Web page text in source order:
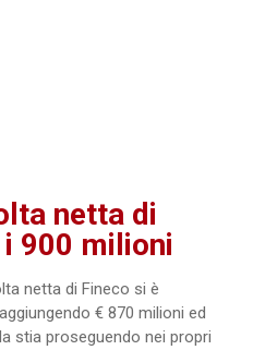
netta di
900 milioni
netta di Fineco si è
€ 870 milioni ed
stia proseguendo nei propri